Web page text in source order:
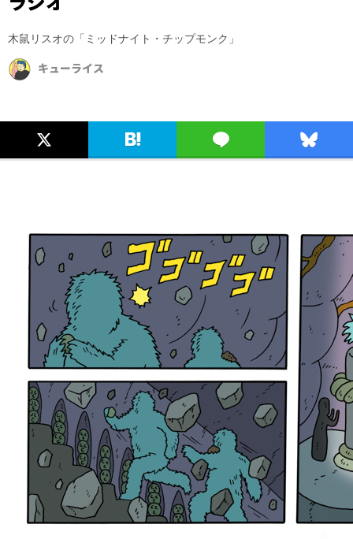
木鼠リスオの「ミッドナイト・チップモンク」
キューライス